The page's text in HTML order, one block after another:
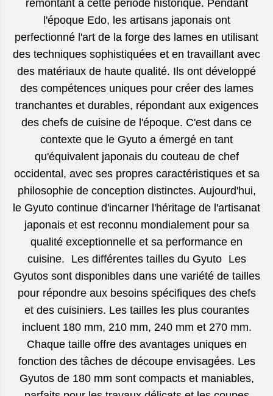
remontant à cette période historique. Pendant
l'époque Edo, les artisans japonais ont
perfectionné l'art de la forge des lames en utilisant
des techniques sophistiquées et en travaillant avec
des matériaux de haute qualité. Ils ont développé
des compétences uniques pour créer des lames
tranchantes et durables, répondant aux exigences
des chefs de cuisine de l'époque. C'est dans ce
contexte que le Gyuto a émergé en tant
qu'équivalent japonais du couteau de chef
occidental, avec ses propres caractéristiques et sa
philosophie de conception distinctes. Aujourd'hui,
le Gyuto continue d'incarner l'héritage de l'artisanat
japonais et est reconnu mondialement pour sa
qualité exceptionnelle et sa performance en
cuisine. Les différentes tailles du Gyuto Les
Gyutos sont disponibles dans une variété de tailles
pour répondre aux besoins spécifiques des chefs
et des cuisiniers. Les tailles les plus courantes
incluent 180 mm, 210 mm, 240 mm et 270 mm.
Chaque taille offre des avantages uniques en
fonction des tâches de découpe envisagées. Les
Gyutos de 180 mm sont compacts et maniables,